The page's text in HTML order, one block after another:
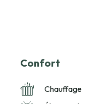
Confort
Chauffage